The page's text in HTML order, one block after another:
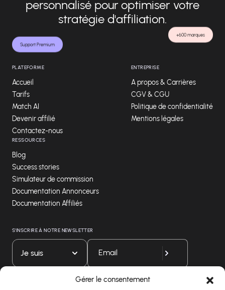
Gérer le consentement
Support Premium
+600 marques
personnalisé pour optimiser votre
stratégie d'affiliation.
PLATEFORME
Accueil
Tarifs
Match AI
Devenir affilié
Contactez-nous
ENTREPRISE
A propos & Carrières
CGV & CGU
Politique de confidentialité
Mentions légales
RESSOURCES
Blog
Success stories
Simulateur de commission
Documentation Annonceurs
Documentation Affiliés
S'INSCRIRE À NOTRE NEWSLETTER
Je suis
Téléchargez notre application